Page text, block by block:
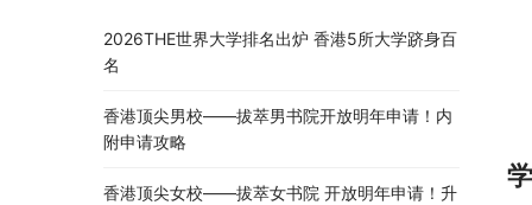
2026THE世界大学排名出炉 香港5所大学跻身百
名
香港顶尖男校——拔萃男书院开放明年申请！内
附申请攻略
香港顶尖女校——拔萃女书院 开放明年申请！升